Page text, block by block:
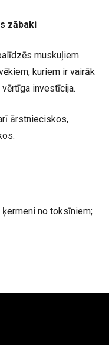
zābaki
muskuļiem
kuriem ir vairāk
investīcija.
ārstnieciskos,
no toksīniem;